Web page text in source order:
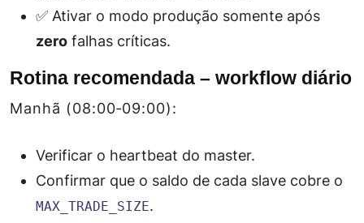
✅ Ativar o modo produção somente após
zero falhas críticas.
Rotina recomendada – workflow diário
Manhã (08:00‑09:00):
Verificar o heartbeat do master.
Confirmar que o saldo de cada slave cobre o
MAX_TRADE_SIZE.